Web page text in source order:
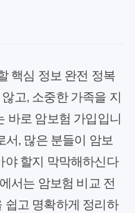
핵심 정보 완전 정복
고, 소중한 가족을 지
바로 암보험 가입입니
서, 많은 분들이 암보
야 할지 막막해하신다
서는 암보험 비교 전
쉽고 명확하게 정리하